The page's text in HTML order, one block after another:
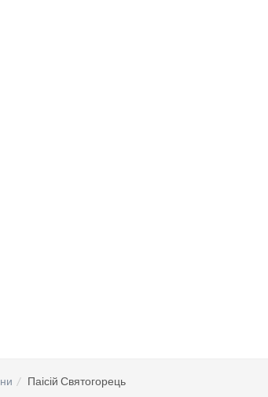
Паісій Святогорець